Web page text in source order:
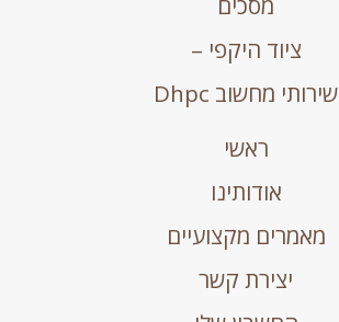
ציוד היקפי –
שירותי מחשוב Dhpc
ראשי
אודותינו
מאמרים מקצועיים
יצירת קשר